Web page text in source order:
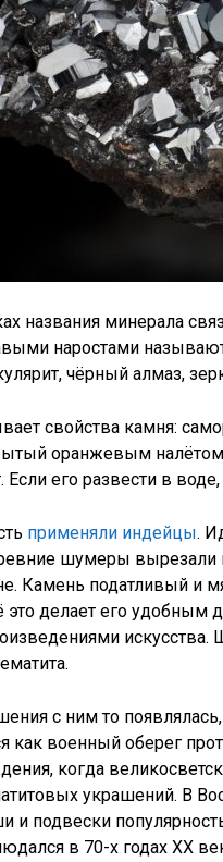
названия минерала
наростами
чёрный алмаз,
свойства камня:
оранжевым
Если его развести в
применяли индейцы.
шумеры вырезали
Камень податливый и
это делает его удобным
с ним то
как военный оберег
когда
украшений. В
и подвески
в 70-х годах XX